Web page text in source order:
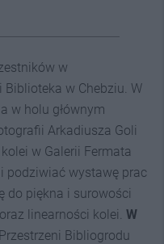
w
w Chebziu. W
w holu głównym
Arkadiusza Goli
w Galerii Fermata
podziwiać wystawę prac
do piękna i surowości
linearności kolei. W
Bibliogrodu